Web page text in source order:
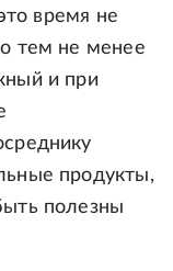
время не
тем не менее
и при
продукты,
полезны